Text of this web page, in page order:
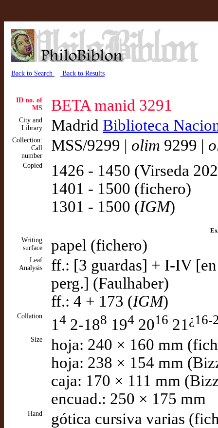
Back to Search Back to Results
ID no. of
MS
BETA manid 3291
City and
Library
Madrid Biblioteca
Collection:
Call
number
MSS/9299 | olim 9299 |
Copied
1426 - 1450 (Virseda
1401 - 1500 (fichero)
1301 - 1500 (IGM)
Writing
surface
papel (fichero)
Leaf
Analysis
ff.: [3 guardas] + I-IV
perg.] (Faulhaber)
ff.: 4 + 173 (IGM)
Collation 14 2-188 194 2016 21 ¿16-
Size
hoja: 240 × 160 mm
hoja: 238 × 154 mm
caja: 170 × 111 mm
encuad.: 250 × 175 mm
Hand gótica cursiva varias